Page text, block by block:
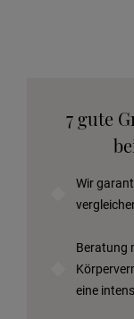
7 gute
Wir
Beratung
eine